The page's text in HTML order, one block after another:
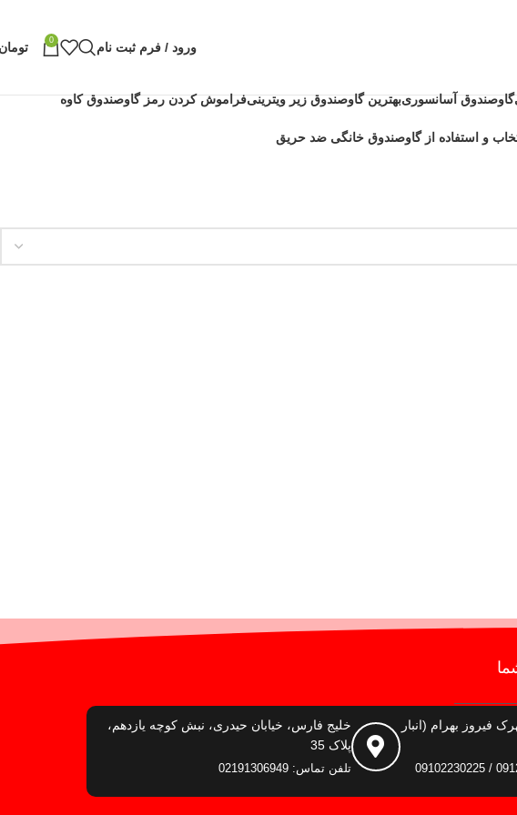
ورود / فرم ثبت نام 0
گاوصندوق آسانسوریبهترین گاوصندوق زیر ویترینیفراموش کردن رمز گاوصندوق کاوه
فیروز بهرام (انبار
خلیج فارس، خیابان حیدری، نبش کوچه یازدهم،
پلاک 35
تلفن تماس: 02191306949